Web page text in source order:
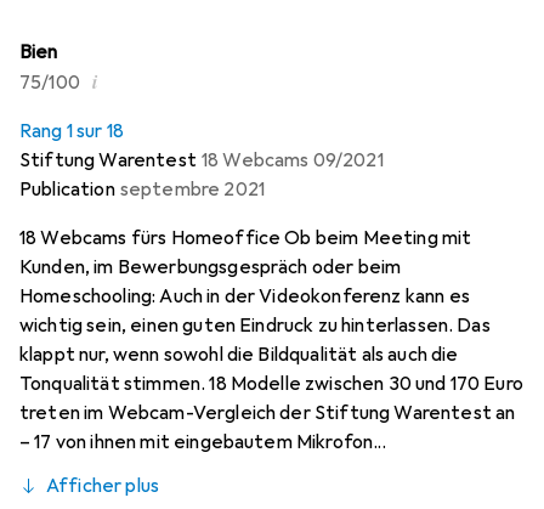
Bien
75/100 i
Rang 1 sur 18
Stiftung Warentest 18 Webcams 09/2021
Publication septembre 2021
18 Webcams fürs Homeoffice Ob beim Meeting mit
Kunden, im Bewerbungsgespräch oder beim
Homeschooling: Auch in der Videokonferenz kann es
wichtig sein, einen guten Eindruck zu hinterlassen. Das
klappt nur, wenn sowohl die Bildqualität als auch die
Tonqualität stimmen. 18 Modelle zwischen 30 und 170 Euro
treten im Webcam-Vergleich der Stiftung Warentest an
– 17 von ihnen mit eingebautem Mikrofon...
Afficher plus